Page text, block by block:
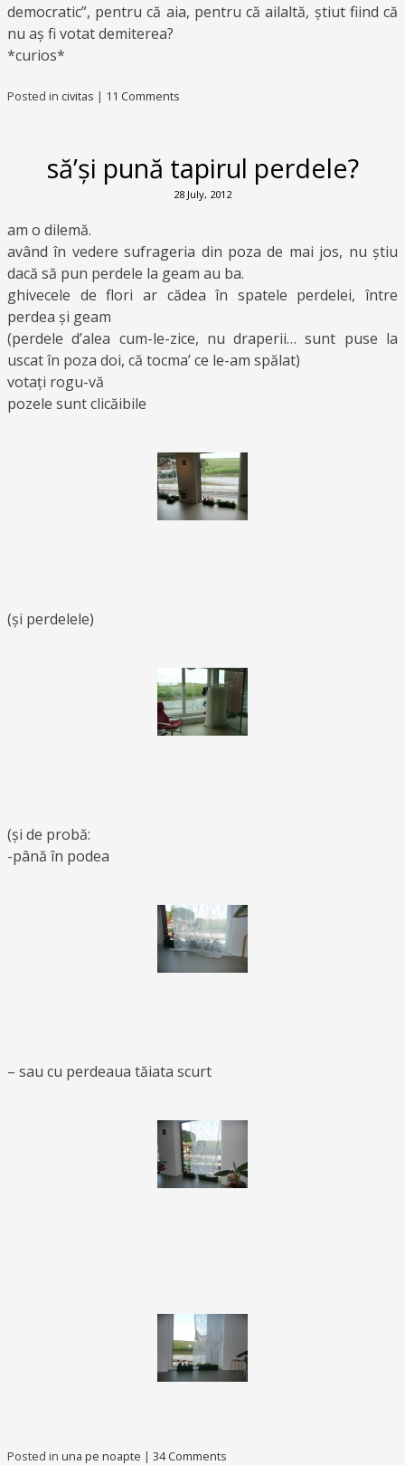
democratic”, pentru că aia, pentru că ailaltă, știut fiind că
nu aș fi votat demiterea?
*curios*
Posted in civitas | 11 Comments
să’și pună tapirul perdele?
28 July, 2012
am o dilemă.
având în vedere sufrageria din poza de mai jos, nu știu
dacă să pun perdele la geam au ba.
ghivecele de flori ar cădea în spatele perdelei, între
perdea și geam
(perdele d’alea cum-le-zice, nu draperii… sunt puse la
uscat în poza doi, că tocma’ ce le-am spălat)
votați rogu-vă
pozele sunt clicăibile
(și perdelele)
(și de probă:
-până în podea
– sau cu perdeaua tăiata scurt
Posted in una pe noapte | 34 Comments